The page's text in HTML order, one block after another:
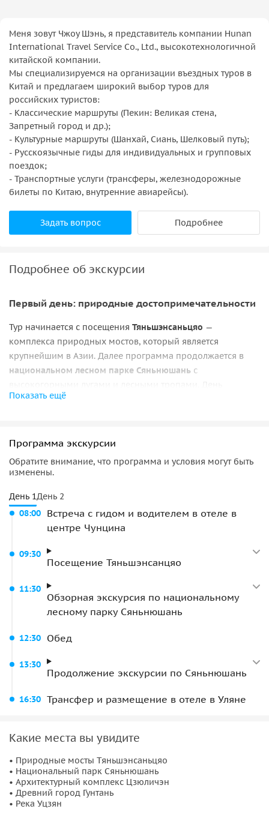
Меня зовут Чжоу Шэнь, я представитель компании Hunan
International Travel Service Co., Ltd., высокотехнологичной
китайской компании.
Мы специализируемся на организации въездных туров в
Китай и предлагаем широкий выбор туров для
российских туристов:
- Классические маршруты (Пекин: Великая стена,
Запретный город и др.);
- Культурные маршруты (Шанхай, Сиань, Шелковый путь);
- Русскоязычные гиды для индивидуальных и групповых
поездок;
- Транспортные услуги (трансферы, железнодорожные
билеты по Китаю, внутренние авиарейсы).
Задать вопрос Подробнее
Подробнее об экскурсии
Первый день: природные достопримечательности
Тур начинается с посещения Тяньшэнсаньцяо —
комплекса природных мостов, который является
крупнейшим в Азии. Далее программа продолжается в
национальном лесном парке Сяньнюшань с
завершается размещением в отеле в Уляне.
Второй день начинается с экскурсии по
архитектурному комплексу народа мяо, посвященному
древнего города Гунтань
традиционными домами. Завершает тур
с осмотром природных пейзажей.
Организация тура
комфортабельным трансфером и размещением в отеле.
Программа сочетает природные объекты и культурные
достопримечательности, позволяя познакомиться с
Показать ещё
Программа экскурсии
Обратите внимание, что программа и условия могут быть
изменены.
День 1День 2
08:00
Встреча с гидом и водителем в отеле в
центре Чунцина
09:30
Посещение Тяньшэнсанцяо
11:30
Обзорная экскурсия по национальному
лесному парку Сяньнюшань
12:30 Обед
13:30
Продолжение экскурсии по Сяньнюшань
16:30 Трансфер и размещение в отеле в Уляне
Какие места вы увидите
• Природные мосты Тяньшэнсаньцяо
• Национальный парк Сяньнюшань
• Архитектурный комплекс Цзюличэн
• Древний город Гунтань
• Река Уцзян